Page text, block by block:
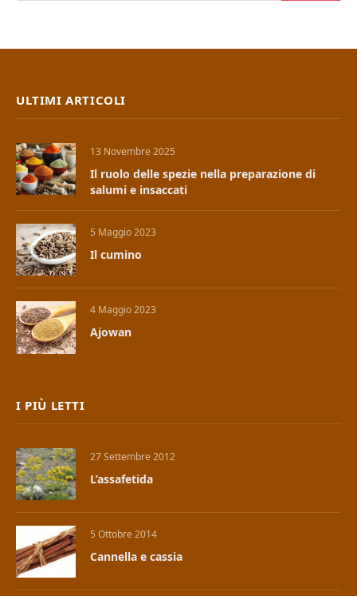
ULTIMI ARTICOLI
13 Novembre 2025
Il ruolo delle spezie nella preparazione di
salumi e insaccati
5 Maggio 2023
Il cumino
4 Maggio 2023
Ajowan
I PIÙ LETTI
27 Settembre 2012
L’assafetida
5 Ottobre 2014
Cannella e cassia